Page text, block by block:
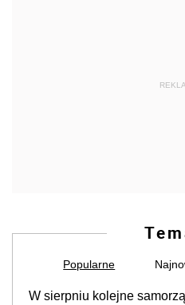
Popularne
W sierpniu kolejne